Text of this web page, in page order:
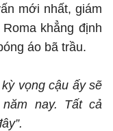
mới nhất, giám
khẳng định
áo bã trầu.
vọng cậu ấy sẽ
nay. Tất cả